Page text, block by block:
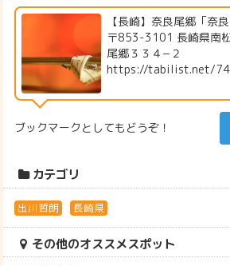
【長崎】奈良尾郷「奈良
〒853-3101 長崎県南
尾郷３３４−２
https://tabilist.net/
ブックマークとしてもどうぞ！
カテゴリ
出川哲朗 長崎県
その他のオススメスポット